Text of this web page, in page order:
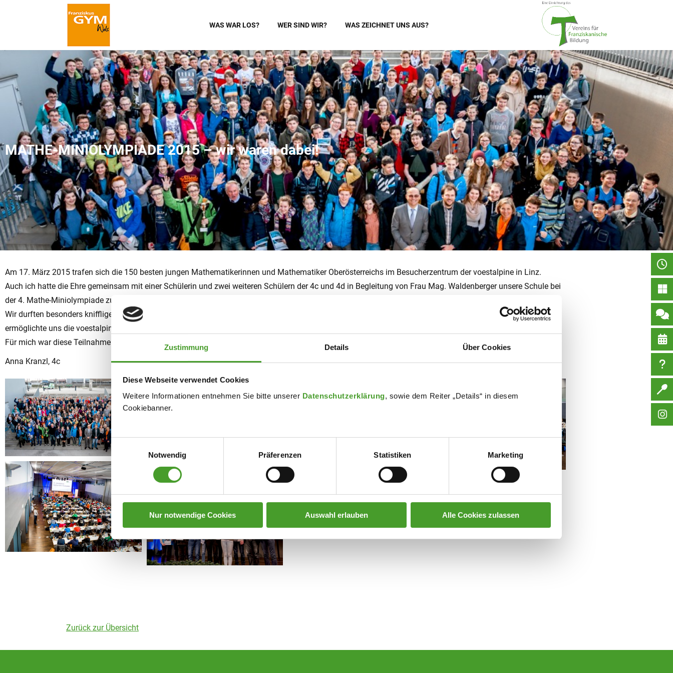
Zustimmung Details Über Cookies
Diese Webseite verwendet Cookies
Weitere Informationen entnehmen Sie bitte unserer Datenschutzerklärung, sowie dem Reiter „Details“ in diesem
Cookiebanner.
Einwilligungsauswahl
Notwendig
Präferenzen Statistiken Marketing
Nur notwendige Cookies Auswahl erlauben Alle Cookies zulassen
WAS WAR LOS? WER SIND WIR? WAS ZEICHNET UNS AUS?
MATHE-MINIOLYMPIADE 2015 – wir waren dabei!
Am 17. März 2015 trafen sich die 150 besten jungen Mathematikerinnen und Mathematiker Oberösterreichs im Besucherzentrum der voestalpine in Linz.
Auch ich hatte die Ehre gemeinsam mit einer Schülerin und zwei weiteren Schülern der 4c und 4d in Begleitung von Frau Mag. Waldenberger unsere Schule bei
der 4. Mathe-Miniolympiade zu vertreten.
Wir durften besonders knifflige mathematische Denkaufgaben lösen und einen halben Tag mit bester Versorgung in Linz verbringen. Darüber hinaus
ermöglichte uns die voestalpine einen Einblick in ihre berühmte Stahlproduktion.
Für mich war diese Teilnahme eine neue, sehr spannende Erfahrung und ich behalte sie in positiver Erinnerung auch wenn der Sieg an eine andere Schule ging.
Anna Kranzl, 4c
Zurück zur Übersicht